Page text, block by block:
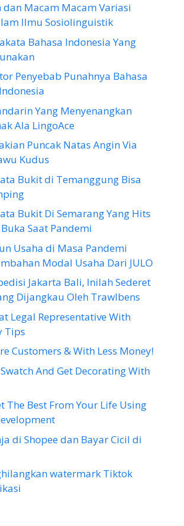
dan Macam Macam Variasi
Ilmu Sosiolinguistik
Bahasa Indonesia Yang
Penyebab Punahnya Bahasa
Yang Menyenangkan
Ala LingoAce
Puncak Natas Angin Via
Kudus
Bukit di Temanggung Bisa
Bukit Di Semarang Yang Hits
Saat Pandemi
Usaha di Masa Pandemi
Modal Usaha Dari JULO
Jakarta Bali, Inilah Sederet
Dijangkau Oleh Trawlbens
Legal Representative With
Tips
Customers & With Less Money!
And Get Decorating With
The Best From Your Life Using
di Shopee dan Bayar Cicil di
watermark Tiktok